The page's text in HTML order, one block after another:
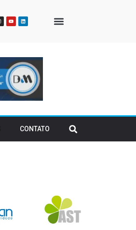
CONTATO